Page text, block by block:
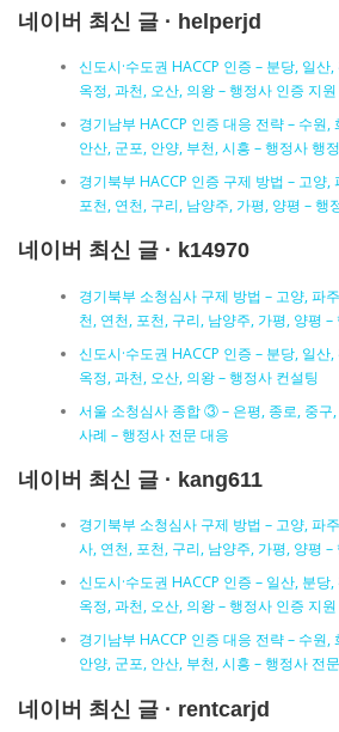
네이버 최신 글 · helperjd
신도시·수도권 HACCP 인증 – 분당, 일
옥정, 과천, 오산, 의왕 – 행정사 인증 지원
경기남부 HACCP 인증 대응 전략 – 수원,
안산, 군포, 안양, 부천, 시흥 – 행정사 행
경기북부 HACCP 인증 구제 방법 – 고양,
포천, 연천, 구리, 남양주, 가평, 양평 – 행
네이버 최신 글 · k14970
경기북부 소청심사 구제 방법 – 고양, 파
천, 연천, 포천, 구리, 남양주, 가평, 양평
신도시·수도권 HACCP 인증 – 분당, 일
옥정, 과천, 오산, 의왕 – 행정사 컨설팅
서울 소청심사 종합 ③ – 은평, 종로, 중구
사례 – 행정사 전문 대응
네이버 최신 글 · kang611
경기북부 소청심사 구제 방법 – 고양, 파
사, 연천, 포천, 구리, 남양주, 가평, 양평 –
신도시·수도권 HACCP 인증 – 일산, 분
옥정, 과천, 오산, 의왕 – 행정사 인증 지원
경기남부 HACCP 인증 대응 전략 – 수원,
안양, 군포, 안산, 부천, 시흥 – 행정사 전
네이버 최신 글 · rentcarjd